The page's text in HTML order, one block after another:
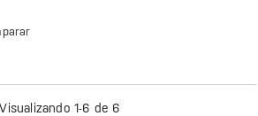
Visualizando 1-6 de 6